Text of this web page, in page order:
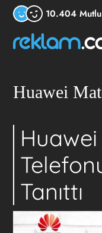
10.404
Huawei
Tanıttı